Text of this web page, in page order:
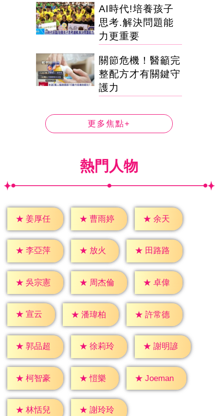
AI時代!培養孩子
思考.解決問題能
力更重要
關節危機！醫籲完
整配方才有關鍵守
護力
更多焦點+
熱門人物
★ 姜厚任 ★ 曹雨婷 ★ 余天
★ 李亞萍 ★ 放火 ★ 田路路
★ 吳宗憲 ★ 周杰倫 ★ 卓偉
★ 宣云 ★ 潘瑋柏 ★ 許常德
★ 郭品超 ★ 徐莉玲 ★ 謝明諺
★ 柯智豪 ★ 愷樂 ★ Joeman
★ 林恬兒 ★ 謝玲玲